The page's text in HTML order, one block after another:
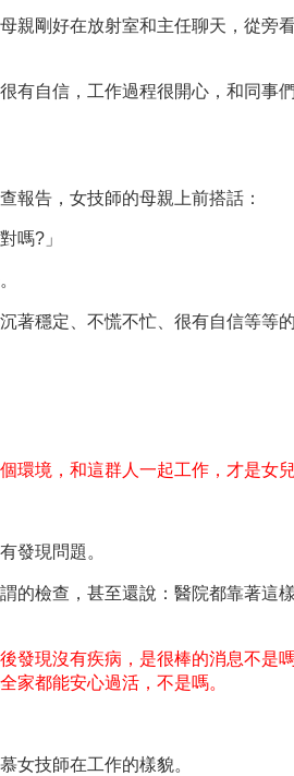
親剛好在放射室和主任聊天，從旁
有自信，工作過程很開心，和同事
報告，女技師的母親上前搭話：
嗎? 」
著穩定、不慌不忙、很有自信等等
環境，和這群人一起工作，才是女
發現問題。
的檢查，甚至還說：醫院都靠著這
發現沒有疾病，是很棒的消息不是
家都能安心過活，不是嗎。
女技師在工作的樣貌。